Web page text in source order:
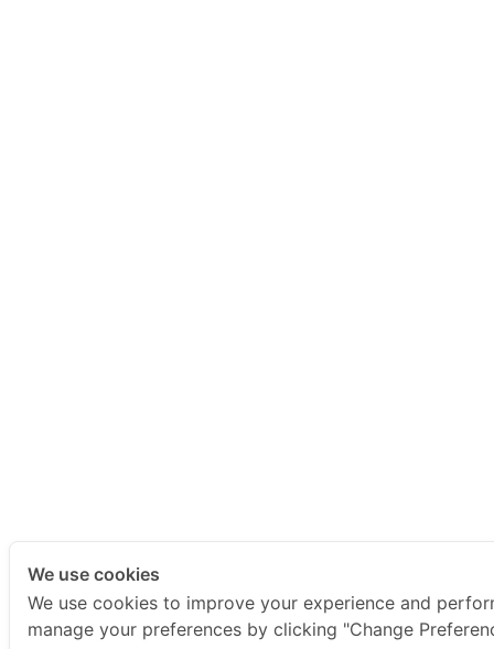
We use cookies
We use cookies to improve your experience and
manage your preferences by clicking "Change